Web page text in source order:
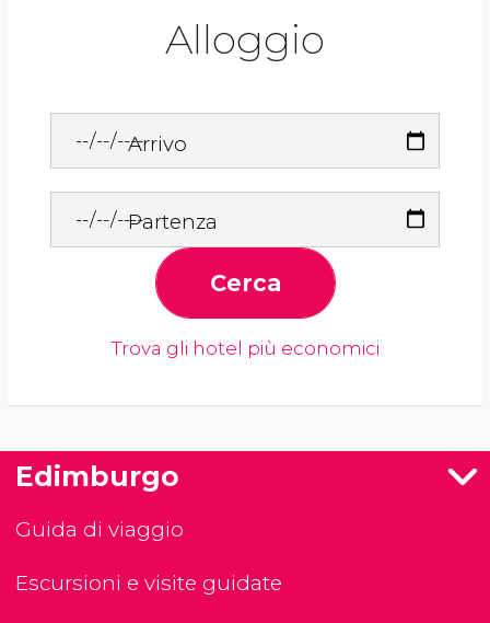
Alloggio
Arrivo
Partenza
Cerca
Trova gli hotel più economici
Edimburgo
Guida di viaggio
Escursioni e visite guidate